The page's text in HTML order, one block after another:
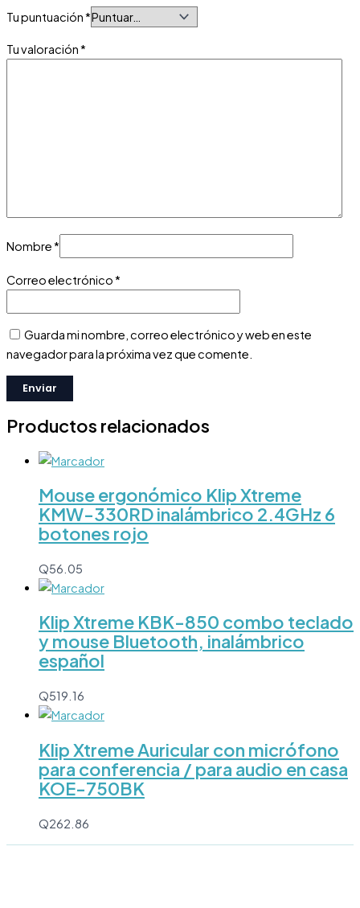
Tu puntuación*
Tu valoración*
Nombre*
Correo electrónico*
Guarda mi nombre, correo electrónico y web en este
navegador para la próxima vez que comente.
Productos relacionados
Mouse ergonómico Klip Xtreme
KMW-330RD inalámbrico 2.4GHz 6
botones rojo
Q56.05
Klip Xtreme KBK-850 combo teclado
y mouse Bluetooth, inalámbrico
español
Q519.16
Klip Xtreme Auricular con micrófono
para conferencia / para audio en casa
KOE-750BK
Q262.86